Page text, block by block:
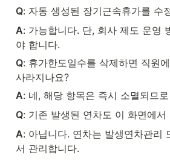
Q: 자동 생성된 장기근속휴가를 수
A: 가능합니다. 단, 회사 제도 운영
야 합니다.
Q: 휴가한도일수를 삭제하면 직원
사라지나요?
A: 네, 해당 항목은 즉시 소멸되므
Q: 기존 발생된 연차도 이 화면에서
A: 아닙니다. 연차는 발생연차관리
서 관리합니다.